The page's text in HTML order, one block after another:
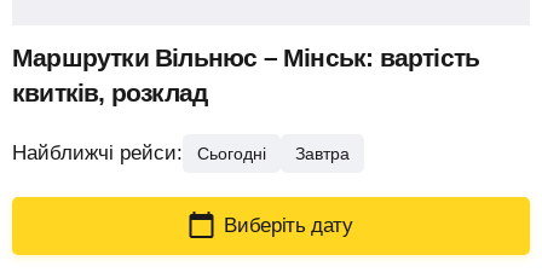
Маршрутки Вільнюс – Мінськ: вартість
квитків, розклад
Найближчі рейси: Сьогодні Завтра
Виберіть дату